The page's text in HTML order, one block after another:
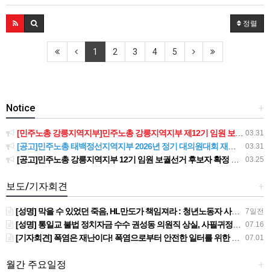
정렬
1 2 3 4 5
+
Notice
03.31
[민주노총 강릉지역지부]민주노총 강릉지역지부 제12기 임원 보궐선거결과 공고
03.31
[공고]민주노총 태백정선지역지부 2026년 정기 대의원대회 재소집 건
03.25
[공고]민주노총 강릉지역지부 12기 임원 보궐선거 후보자 확정 공고
+
보도/기자회견
7일전
[성명] 막을 수 있었던 죽음, HL만도가 책임져라 : 청년노동자 사망사고의 철저한 진상규명과 재발방지 대책 마련하라
07.16
[성명] 통일교 불법 정치자금 수수 권성동 의원직 상실, 사필귀정이다
07.01
[기자회견] 폭염은 재난이다! 폭염으로부터 안전한 일터를 위한 민주노총 강원지역본부 폭염감시단 선포 기자회견
+
월간 주요일정